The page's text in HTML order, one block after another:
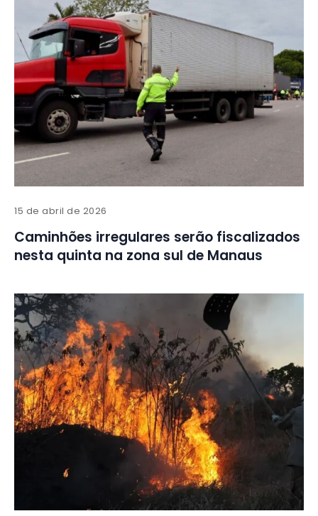
15 de abril de 2026
Caminhões irregulares serão fiscalizados
nesta quinta na zona sul de Manaus